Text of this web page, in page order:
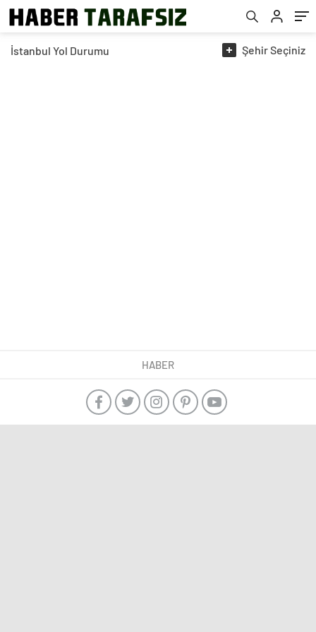
İstanbul Yol Durumu ŞehirSeçiniz
HABER